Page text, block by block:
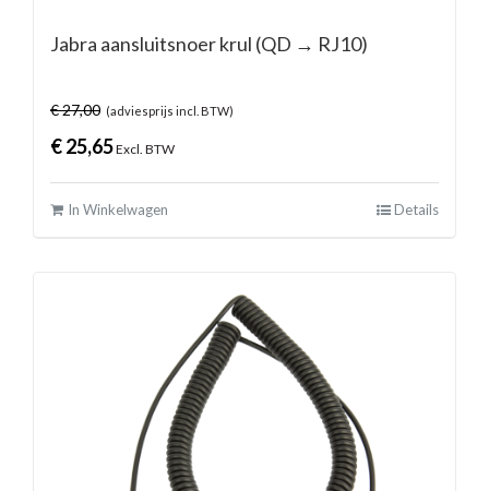
Jabra aansluitsnoer krul (QD → RJ10)
€27,00 (adviesprijs incl. BTW)
€25,65Excl. BTW
In Winkelwagen Details